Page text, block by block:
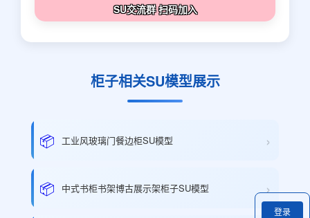
SU交流群 扫码加入
柜子相关SU模型展示
📦 工业风玻璃门餐边柜SU模型 ›
📦 中式书柜书架博古展示架柜子SU模型 ›
登录